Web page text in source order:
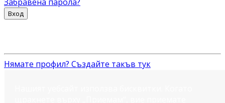
Вход
Нямате профил? Създайте такъв тук